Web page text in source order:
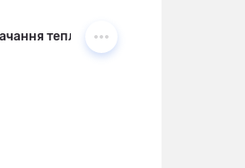
теплової енергії у гарячій воді